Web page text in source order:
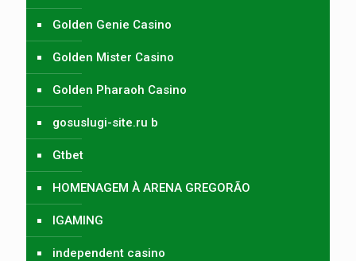
Golden Genie Casino
Golden Mister Casino
Golden Pharaoh Casino
gosuslugi-site.ru b
Gtbet
HOMENAGEM À ARENA GREGORÃO
IGAMING
independent casino